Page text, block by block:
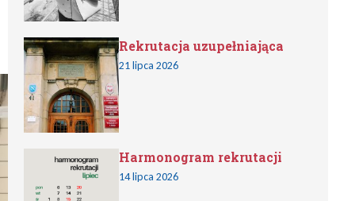
Rekrutacja uzupełniająca
21 lipca 2026
Harmonogram rekrutacji
14 lipca 2026